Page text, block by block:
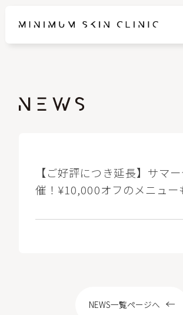
【ご好評につき延長】サマ
催！¥10,000オフのメニュー
NEWS一覧ページへ
CAMPAIGN
MENU / PRICE
RECRUIT
CONTACT